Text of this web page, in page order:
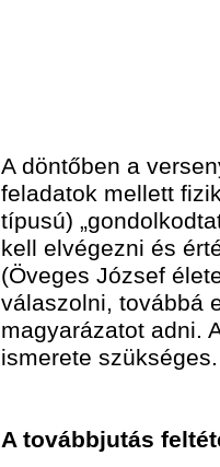
A döntőben a
feladatok mellett
típusú)
kell elvégezni és
(Öveges József
válaszolni, továbbá
magyarázatot adni.
ismerete szükséges.
A továbbjutás